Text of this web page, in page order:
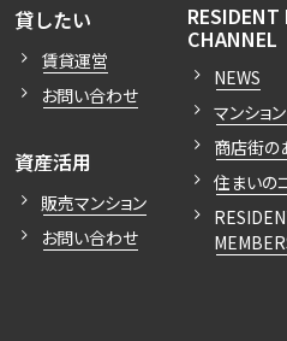
貸したい
賃貸運営
お問い合わせ
資産活用
販売マンション
お問い合わせ
RESIDENT
CHANNEL
NEWS
マンショ
商店街の
住まいの